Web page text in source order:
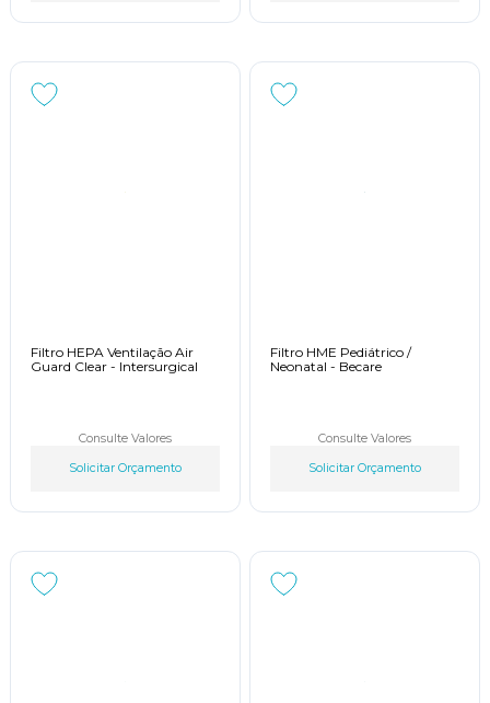
Filtro HEPA Ventilação Air
Guard Clear - Intersurgical
Consulte Valores
Solicitar Orçamento
Filtro HME Pediátrico /
Neonatal - Becare
Consulte Valores
Solicitar Orçamento